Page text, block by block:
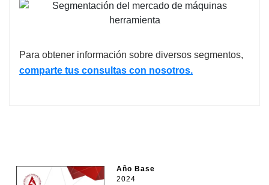
Para obtener información sobre diversos segmentos,
comparte tus consultas con nosotros.
Año Base
2024